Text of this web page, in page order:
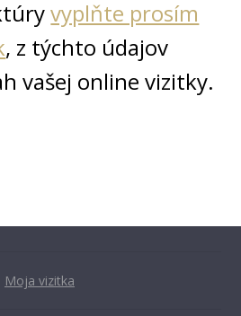
vyplňte prosím
, z týchto údajov
vašej online vizitky.
Moja vizitka